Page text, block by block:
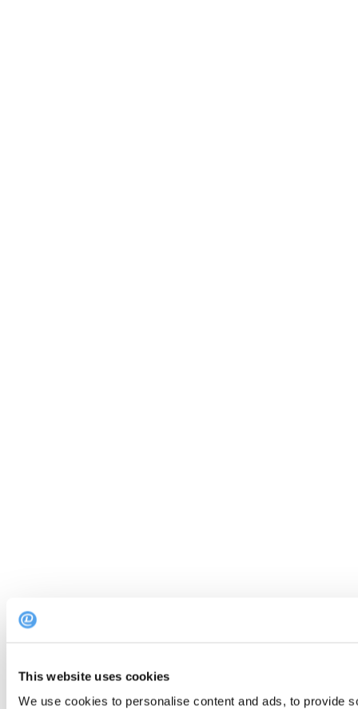
This website uses cookies
We use cookies to personalise content and ads, to provide